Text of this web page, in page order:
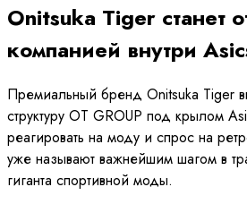
Onitsuka Tiger станет
компанией внутри
Премиальный бренд Onitsuka Tiger
структуру OT GROUP под крылом
реагировать на моду и спрос на
уже называют важнейшим шагом в
гиганта спортивной моды.